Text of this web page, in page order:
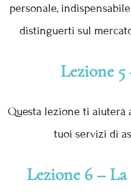
personale,
distinguerti sul
Lezione
Questa lezione ti
tuoi servizi di
Lezione 6 –